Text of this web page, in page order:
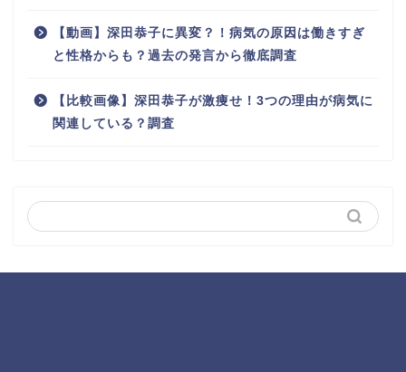
【動画】深田恭子に異変？！病気の原因は働きすぎ
と性格からも？過去の発言から徹底調査
【比較画像】深田恭子が激痩せ！3つの理由が病気に
関連している？調査